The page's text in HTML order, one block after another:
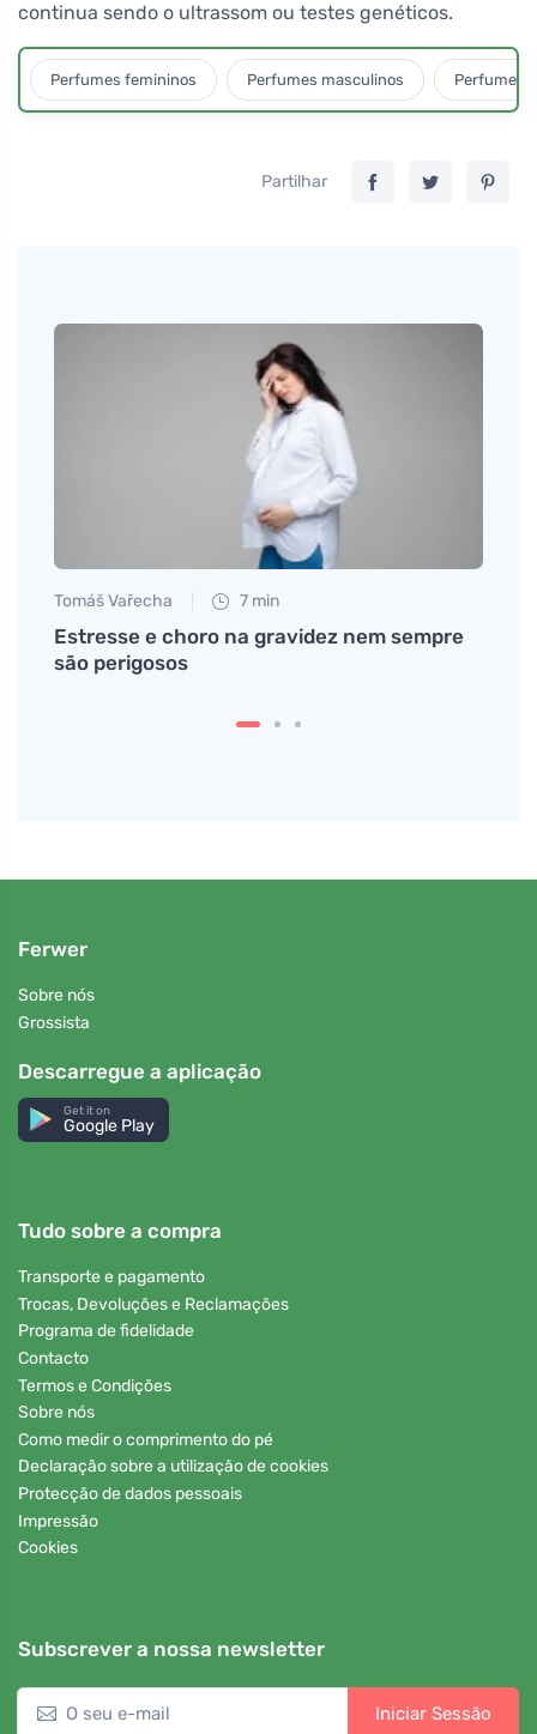
continua sendo o ultrassom ou testes genéticos.
Perfumes femininos Perfumes masculinos Perfumes
Partilhar
Tomáš Vařecha 7 min
Estresse e choro na gravidez nem sempre
são perigosos
Ferwer
Sobre nós
Grossista
Descarregue a aplicação
Get it on
Google Play
Tudo sobre a compra
Transporte e pagamento
Trocas, Devoluções e Reclamações
Programa de fidelidade
Contacto
Termos e Condições
Sobre nós
Como medir o comprimento do pé
Declaração sobre a utilização de cookies
Protecção de dados pessoais
Impressão
Cookies
Subscrever a nossa newsletter
Iniciar Sessão